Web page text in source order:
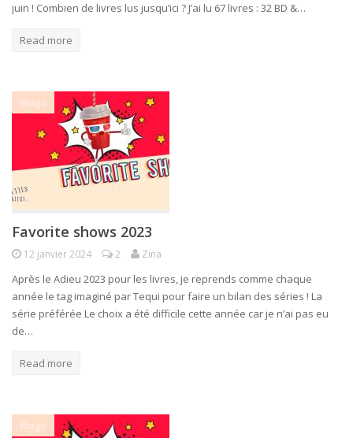
juin ! Combien de livres lus jusqu’ici ? J’ai lu 67 livres : 32 BD &…
Read more
Blogo
Favorite shows 2023
12 janvier 2024 2 Zina
Après le Adieu 2023 pour les livres, je reprends comme chaque
année le tag imaginé par Tequi pour faire un bilan des séries ! La
série préférée Le choix a été difficile cette année car je n’ai pas eu
de…
Read more
Blogo